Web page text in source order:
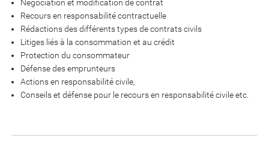
Négociation et modification de contrat
Recours en responsabilité contractuelle
Rédactions des différents types de contrats civils
Litiges liés à la consommation et au crédit
Protection du consommateur
Défense des emprunteurs
Actions en responsabilité civile,
Conseils et défense pour le recours en responsabilité civile etc.